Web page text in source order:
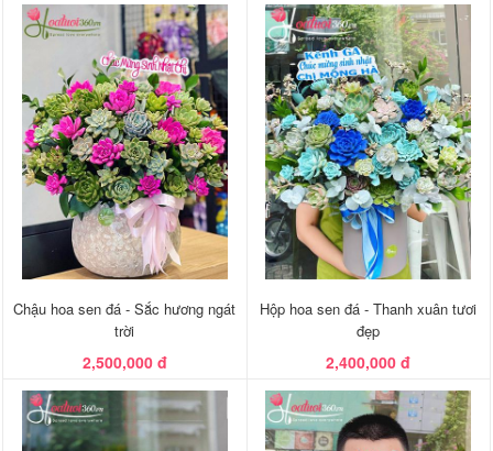
Chậu hoa sen đá - Sắc hương ngát
trời
2,500,000 đ
Hộp hoa sen đá - Thanh xuân tươi
đẹp
2,400,000 đ